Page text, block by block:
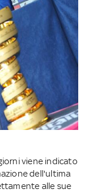
viene indicato
dell'ultima
alle sue